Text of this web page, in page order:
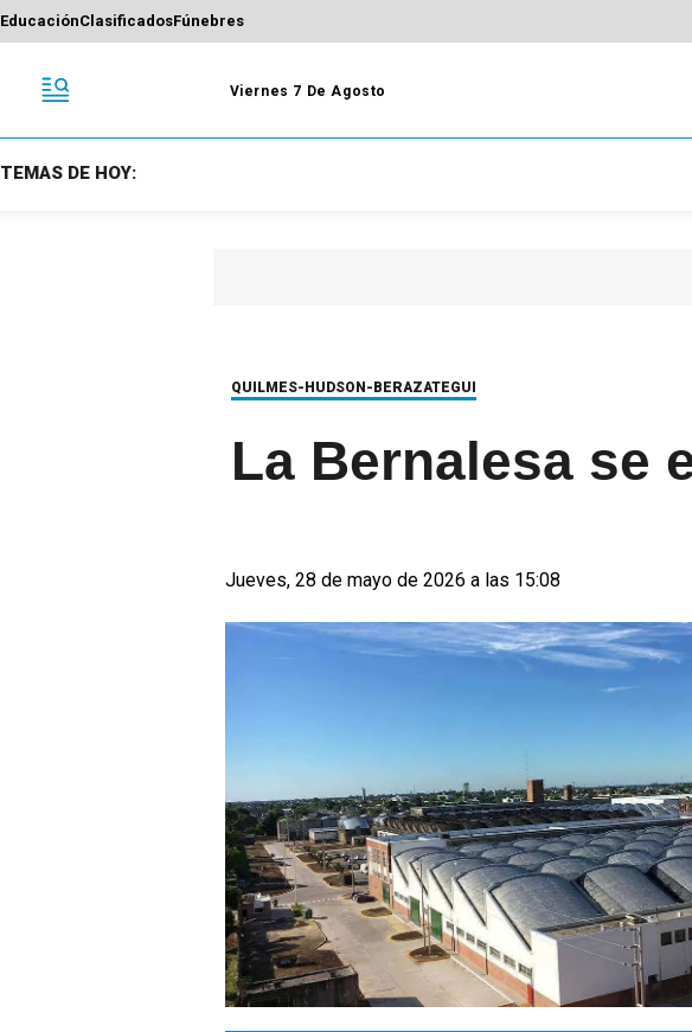
EducaciónClasificadosFúnebres
Viernes 7 De Agosto
TEMAS DE HOY:
QUILMES-HUDSON-BERAZATEGUI
La Bernalesa se
Jueves, 28 de mayo de 2026 a las 15:08